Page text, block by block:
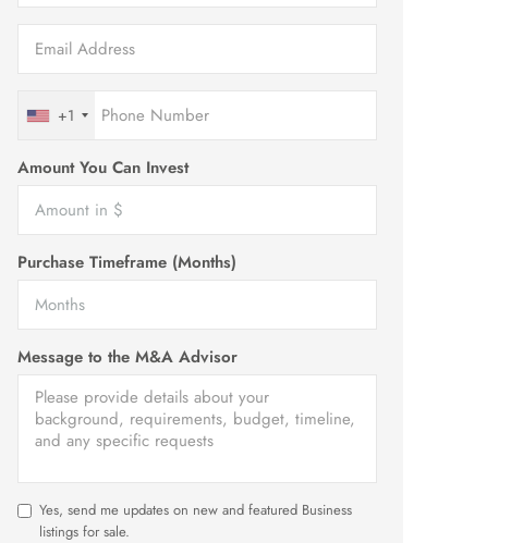
+1
Amount You Can Invest
Purchase Timeframe (Months)
Message to the M&A Advisor
Yes, send me updates on new and featured Business
listings for sale.